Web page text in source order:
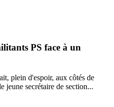
PS face à un
plein d'espoir, aux côtés de
secrétaire de section...